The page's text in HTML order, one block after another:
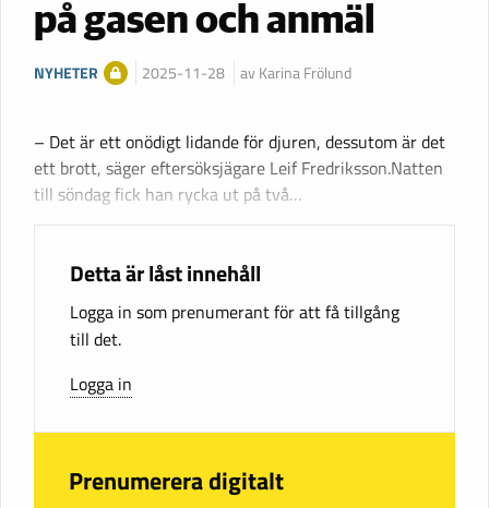
på gasen och anmäl
NYHETER 2025-11-28 av Karina Frölund
– Det är ett onödigt lidande för djuren, dessutom är det
ett brott, säger eftersöksjägare Leif Fredriksson.Natten
till söndag fick han rycka ut på två…
Detta är låst innehåll
Logga in som prenumerant för att få tillgång
till det.
Logga in
Prenumerera digitalt